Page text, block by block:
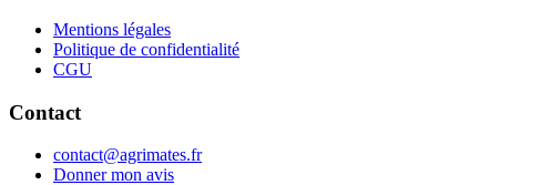
Mentions légales
Politique de confidentialité
CGU
Contact
contact@agrimates.fr
Donner mon avis